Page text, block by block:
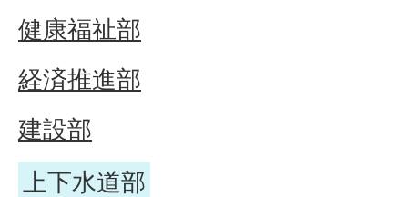
健康福祉部
経済推進部
建設部
上下水道部